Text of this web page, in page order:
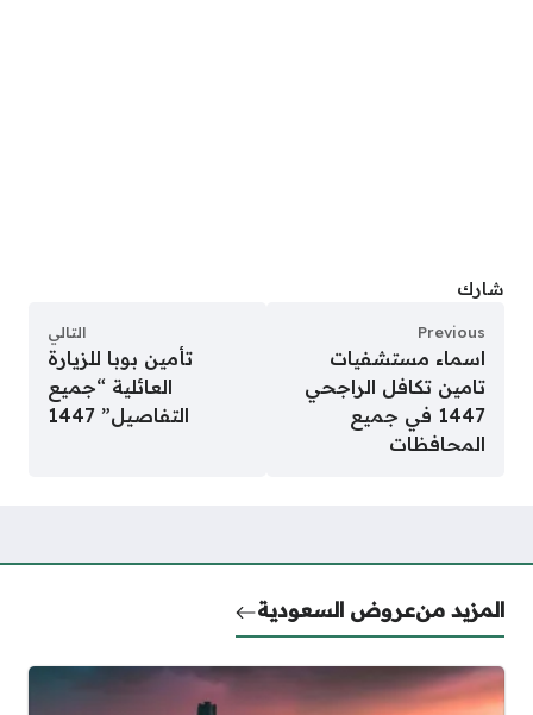
شارك
Previous
اسماء مستشفيات
تامين تكافل الراجحي
1447 في جميع
المحافظات
التالي
تأمين بوبا للزيارة
العائلية “جميع
التفاصيل” 1447
المزيد منعروض السعودية